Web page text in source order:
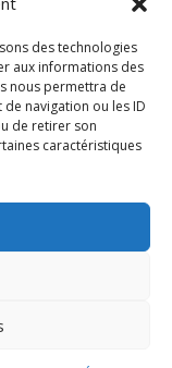
des technologies
aux informations des
nous permettra de
navigation ou les ID
de retirer son
caractéristiques
Blog